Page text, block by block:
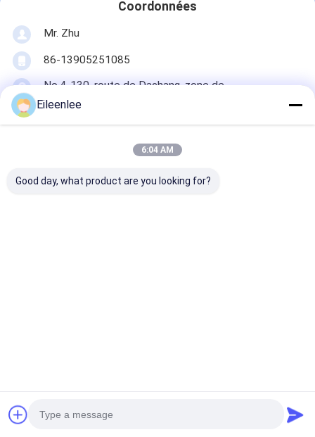
Coordonnées
Mr. Zhu
86-13905251085
No.4-130, route de Dachang, zone de
développement économique de Jiangdu, Yangzhou,
Jiangsu, Chine
Parlez Maintenant.
Produits Recommandés
Eileenlee
6:04 AM
Good day, what product are you looking for?